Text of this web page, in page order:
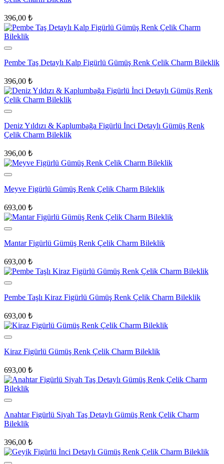
396,00 ₺
Pembe Taş Detaylı Kalp Figürlü Gümüş Renk Çelik Charm Bileklik
396,00 ₺
Deniz Yıldızı & Kaplumbağa Figürlü İnci Detaylı Gümüş Renk
Çelik Charm Bileklik
396,00 ₺
Meyve Figürlü Gümüş Renk Çelik Charm Bileklik
693,00 ₺
Mantar Figürlü Gümüş Renk Çelik Charm Bileklik
693,00 ₺
Pembe Taşlı Kiraz Figürlü Gümüş Renk Çelik Charm Bileklik
693,00 ₺
Kiraz Figürlü Gümüş Renk Çelik Charm Bileklik
693,00 ₺
Anahtar Figürlü Siyah Taş Detaylı Gümüş Renk Çelik Charm
Bileklik
396,00 ₺